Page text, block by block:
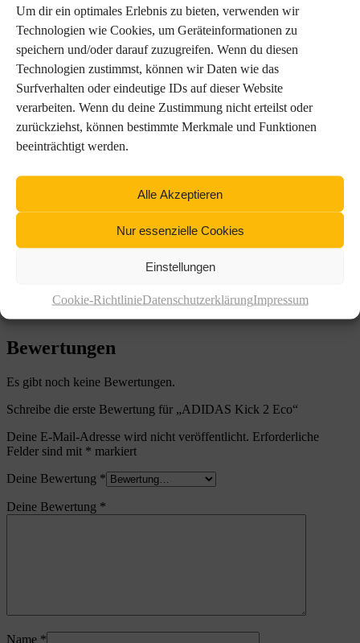
Um dir ein optimales Erlebnis zu bieten, verwenden wir
Technologien wie Cookies, um Geräteinformationen zu
speichern und/oder darauf zuzugreifen. Wenn du diesen
Technologien zustimmst, können wir Daten wie das
Surfverhalten oder eindeutige IDs auf dieser Website
verarbeiten. Wenn du deine Zustimmung nicht erteilst oder
zurückziehst, können bestimmte Merkmale und Funktionen
beeinträchtigt werden.
Alle Akzeptieren
Nur essenzielle Cookies
Einstellungen
Cookie-RichtlinieDatenschutzerklärungImpressum
Beschreibung
Adidas Trainings-Schuh aus PU. Ein schönes Design in
schwarz/weiß und die klassischen drei Streifen machen den Schuh
zu einem Blickfang. Slipper mit Schnürsenkel. Die Schuhe sind
extra dünn, für gutes Barfußgefühl und engen Bodenkontakt.
Abriebfreie Sohle.
Aus markenrechtlichen Gründen, ist der Vertrieb der ADIDAS
zuständigen ADIDAS-Ländervertreter in ihrem Land!
Zusätzliche Informationen
42, 42 2/3, 43 1/3, 44, 44 2/3, 45 1/3, 46, 46 2/3, 47 1/3
Bewertungen
Es gibt noch keine Bewertungen.
Schreibe die erste Bewertung für „ADIDAS Kick 2 Eco“
Deine E-Mail-Adresse wird nicht veröffentlicht. Erforderliche
Felder sind mit * markiert
Deine Bewertung *
Deine Bewertung *
Name *